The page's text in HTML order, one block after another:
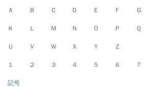
Ａ Ｂ Ｃ Ｄ Ｅ Ｆ Ｇ
Ｋ Ｌ Ｍ Ｎ Ｏ Ｐ Ｑ
Ｕ Ｖ Ｗ Ｘ Ｙ Ｚ
１ ２ ３ ４ ５ ６ ７
記号